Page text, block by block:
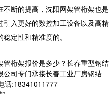
断的提高，沈阳网架管桁架也是
入更好的数控加工设备以及高精
定性和精准度的。
桁架报价是多少？长春重型钢结
司专门承接长春工业厂房钢结
话:18341011777